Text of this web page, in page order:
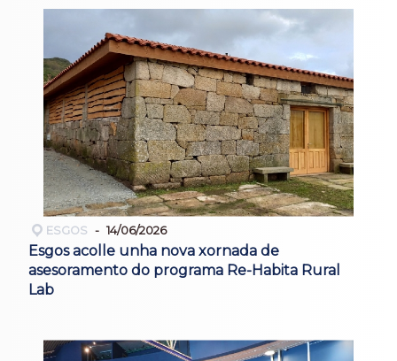
ESGOS 14/06/2026
Esgos acolle unha nova xornada de
asesoramento do programa Re-Habita Rural
Lab